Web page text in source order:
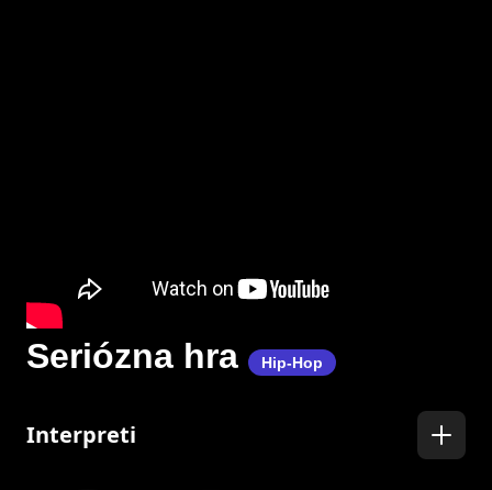
Seriózna hra Hip-Hop
Interpreti